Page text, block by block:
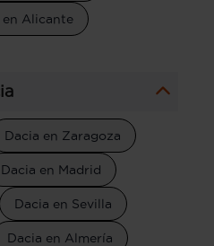
en Alicante
Dacia en Zaragoza
Dacia en Madrid
Dacia en Sevilla
Dacia en Almería